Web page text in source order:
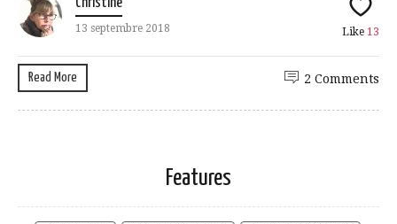
Christine
13 septembre 2018 Like 13
Read More 2 Comments
Features